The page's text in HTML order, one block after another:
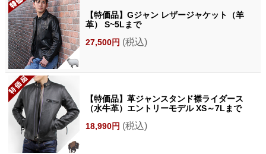
【特価品】Gジャン レザージャケット（羊
革） S~5Lまで
27,500円 (税込)
【特価品】革ジャンスタンド襟ライダース
（水牛革）エントリーモデル XS～7Lまで
18,990円 (税込)